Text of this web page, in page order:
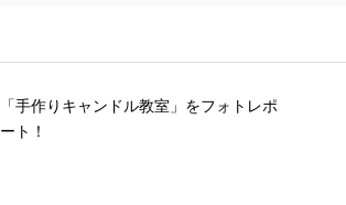
「手作りキャンドル教室」をフォトレポ
ート！